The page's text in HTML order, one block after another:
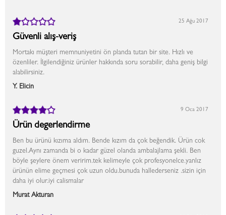
Güvenli alış-veriş
Mortakı müşteri memnuniyetini ön planda tutan bir site. Hızlı ve
özenliler. İlgilendiğiniz ürünler hakkında soru sorabilir, daha geniş bilgi
alabilirsiniz.
Y. Elicin
25 Ağu 2017
Ürün degerlendirme
Ben bu ürünü kızıma aldım. Bende kızım da çok beğendik. Ürün cok
guzel.Aynı zamanda bi o kadar güzel olanda ambalajlama şekli. Ben
böyle şeylere önem veririm.tek kelimeyle çok profesyonelce.yanlız
ürünün elime geçmesi çok uzun oldu.bunuda hallederseniz .sizin için
daha iyi olur.iyi calismalar
Murat Akturan
9 Oca 2017